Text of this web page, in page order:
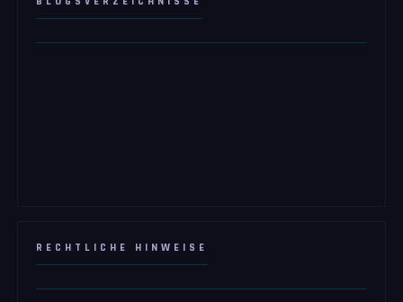
RECHTLICHE HINWEISE